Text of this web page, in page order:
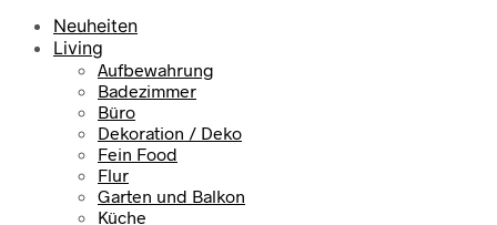
Neuheiten
Living
Aufbewahrung
Badezimmer
Büro
Dekoration / Deko
Fein Food
Flur
Garten und Balkon
Küche